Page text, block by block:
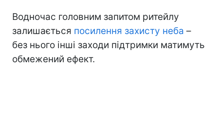
Водночас головним запитом ритейлу
залишається посилення захисту неба –
без нього інші заходи підтримки матимуть
обмежений ефект.